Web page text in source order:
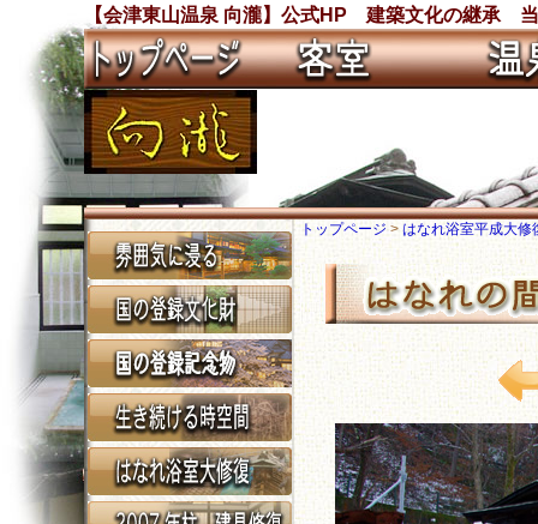
【会津東山温泉 向瀧】公式HP 建築文化の継承
トップページ> はなれ浴室平成大修